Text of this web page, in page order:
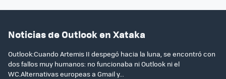
Noticias de Outlook en Xataka
Outlook:Cuando Artemis II despegó hacia la luna, se encontró con
dos fallos muy humanos: no funcionaba ni Outlook ni el
WC.Alternativas europeas a Gmail y...